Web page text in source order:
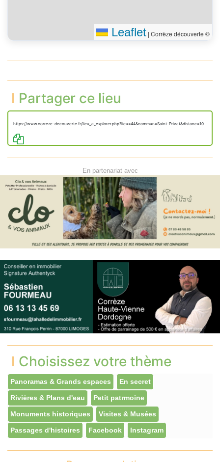
Leaflet | Corrèze découverte ©
Partager ce lieu
https://www.correze-decouverte.fr/lieu_a_explorer.php?lieu=44&commun=Saint-Privat&distanc=10
En partenariat avec
Choisissez votre thème
Panoramas & Grands espaces En secret
Rivières & Plans d'eau Petit patrmoine
Monuments historiques Visites & Musées
Passages d'histoires Facebook Instagram